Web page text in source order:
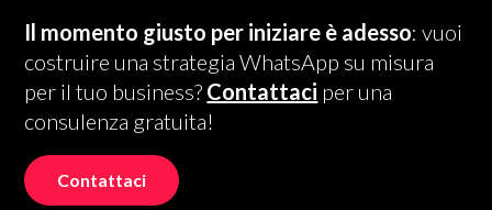
Il momento giusto per iniziare è adesso: vuoi
costruire una strategia WhatsApp su misura
per il tuo business? Contattaci per una
consulenza gratuita!
Contattaci